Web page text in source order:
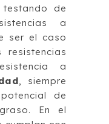
de
a
ser el caso
a
, siempre
de
En el